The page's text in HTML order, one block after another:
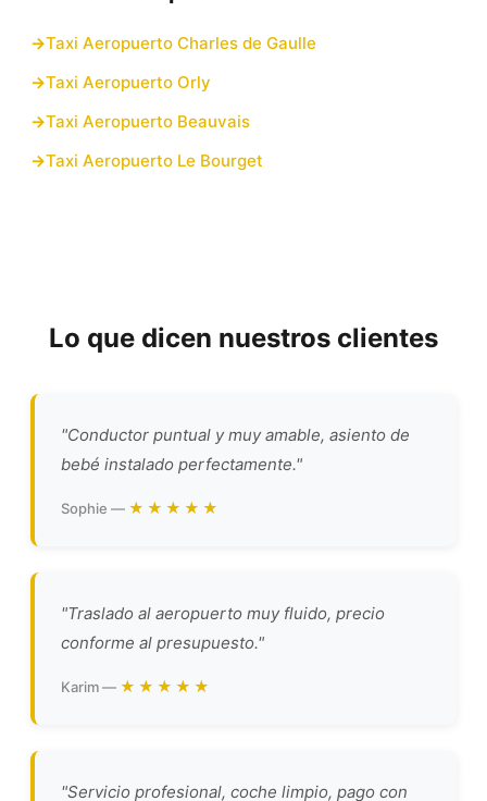
Taxi Aeropuerto Charles de Gaulle
Taxi Aeropuerto Orly
Taxi Aeropuerto Beauvais
Taxi Aeropuerto Le Bourget
Lo que dicen nuestros clientes
"Conductor puntual y muy amable, asiento de
bebé instalado perfectamente."
Sophie — ★★★★★
"Traslado al aeropuerto muy fluido, precio
conforme al presupuesto."
Karim — ★★★★★
"Servicio profesional, coche limpio, pago con